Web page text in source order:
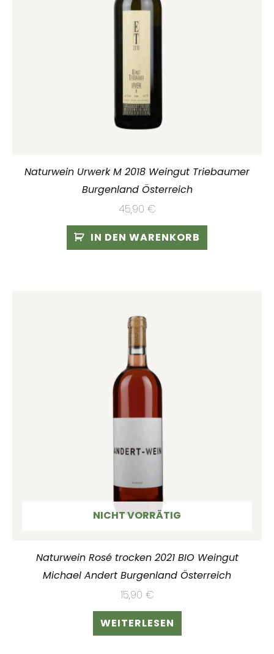
Naturwein Urwerk M 2018 Weingut Triebaumer
Burgenland Österreich
45,90 €
IN DEN WARENKORB
NICHT VORRÄTIG
Naturwein Rosé trocken 2021 BIO Weingut
Michael Andert Burgenland Österreich
15,90 €
WEITERLESEN